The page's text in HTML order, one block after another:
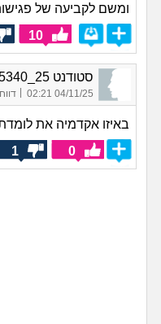
ומשם לקביעה של
10
סטודנט 25_5340, בן 25, אורח
04/11/25 02:21
באיזו אקדמיה את
0
1